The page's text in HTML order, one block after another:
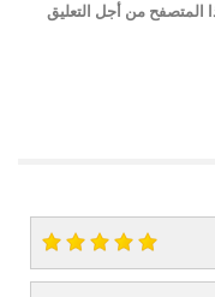
المتصفح من أجل التعليق